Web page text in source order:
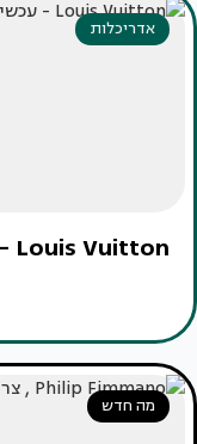
אדריכלות
Louis Vuitton - עכשיו הספר
מה חדש